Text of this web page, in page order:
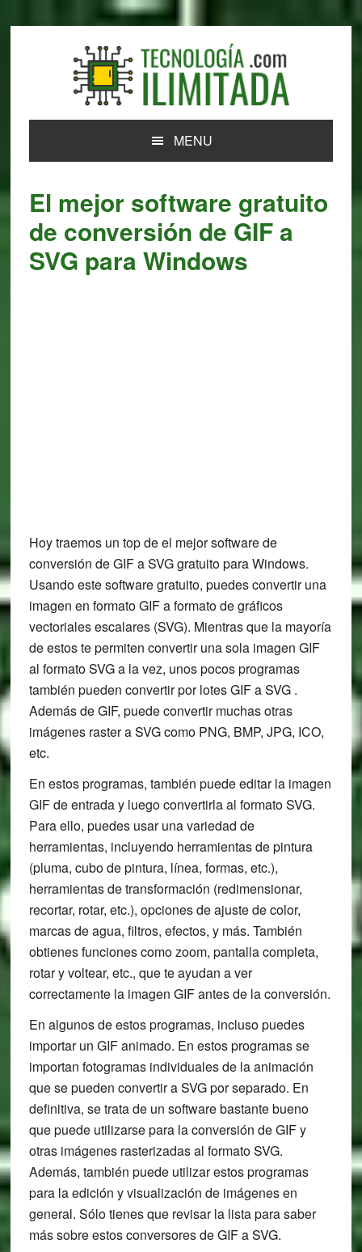
MENU
El mejor software gratuito
de conversión de GIF a
SVG para Windows
Hoy traemos un top de el mejor software de
conversión de GIF a SVG gratuito para Windows.
Usando este software gratuito, puedes convertir una
imagen en formato GIF a formato de gráficos
vectoriales escalares (SVG). Mientras que la mayoría
de estos te permiten convertir una sola imagen GIF
al formato SVG a la vez, unos pocos programas
también pueden convertir por lotes GIF a SVG .
Además de GIF, puede convertir muchas otras
imágenes raster a SVG como PNG, BMP, JPG, ICO,
etc.
En estos programas, también puede editar la imagen
GIF de entrada y luego convertirla al formato SVG.
Para ello, puedes usar una variedad de
herramientas, incluyendo herramientas de pintura
(pluma, cubo de pintura, línea, formas, etc.),
herramientas de transformación (redimensionar,
recortar, rotar, etc.), opciones de ajuste de color,
marcas de agua, filtros, efectos, y más. También
obtienes funciones como zoom, pantalla completa,
rotar y voltear, etc., que te ayudan a ver
correctamente la imagen GIF antes de la conversión.
En algunos de estos programas, incluso puedes
importar un GIF animado. En estos programas se
importan fotogramas individuales de la animación
que se pueden convertir a SVG por separado. En
definitiva, se trata de un software bastante bueno
que puede utilizarse para la conversión de GIF y
otras imágenes rasterizadas al formato SVG.
Además, también puede utilizar estos programas
para la edición y visualización de imágenes en
general. Sólo tienes que revisar la lista para saber
más sobre estos conversores de GIF a SVG.